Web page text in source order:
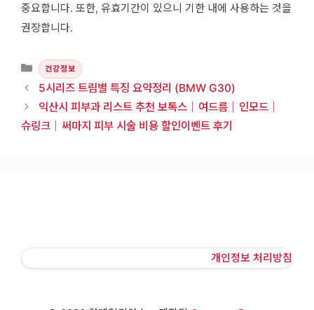
중요합니다. 또한, 유효기간이 있으니 기한 내에 사용하는 것을
권장합니다.
카테고리
건강정보
5시리즈 트림별 특징 요약정리 (BMW G30)
익산시 피부과 리스트 추천 보톡스│여드름│인모드│
슈링크│써마지 피부 시술 비용 할인이벤트 후기
개인정보 처리방침